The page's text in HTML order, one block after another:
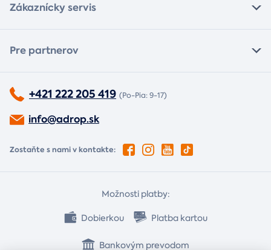
Zákaznícky servis
Pre partnerov
+421 222 205 419 (Po-Pia: 9-17)
info@adrop.sk
Zostaňte s nami v kontakte:
Možnosti platby:
Dobierkou Platba kartou
Bankovým prevodom